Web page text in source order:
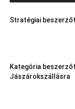
Stratégiai
Kategória
Jászárokszállásra